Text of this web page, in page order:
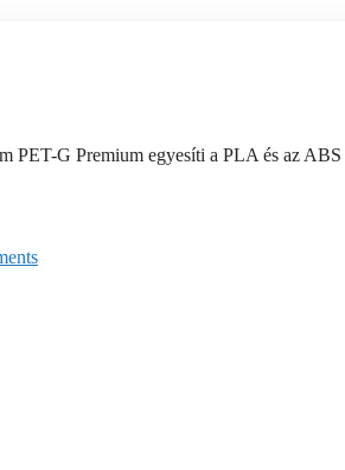
PET-G Premium egyesíti a PLA és az